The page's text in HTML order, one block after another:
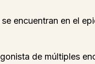
encuentran en el
de múltiples